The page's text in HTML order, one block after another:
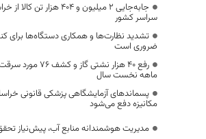
جابه‌جایی 2 میلیون و 404 هزار
سراسر کشور
تشدید نظارت‌ها و همکاری دستگاه‌ها برای
ضروری است
رفع 40 هزار نشتی گاز و
ماهه نخست سال
پسماندهای آزمایشگاهی پزشکی قانونی
مکانیزه دفع می‌شود
مدیریت هوشمندانه منابع آب، پیش‌نیاز